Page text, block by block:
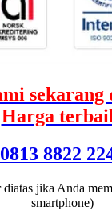
sekarang
Harga
0813 8822
jika Anda
smartphone)